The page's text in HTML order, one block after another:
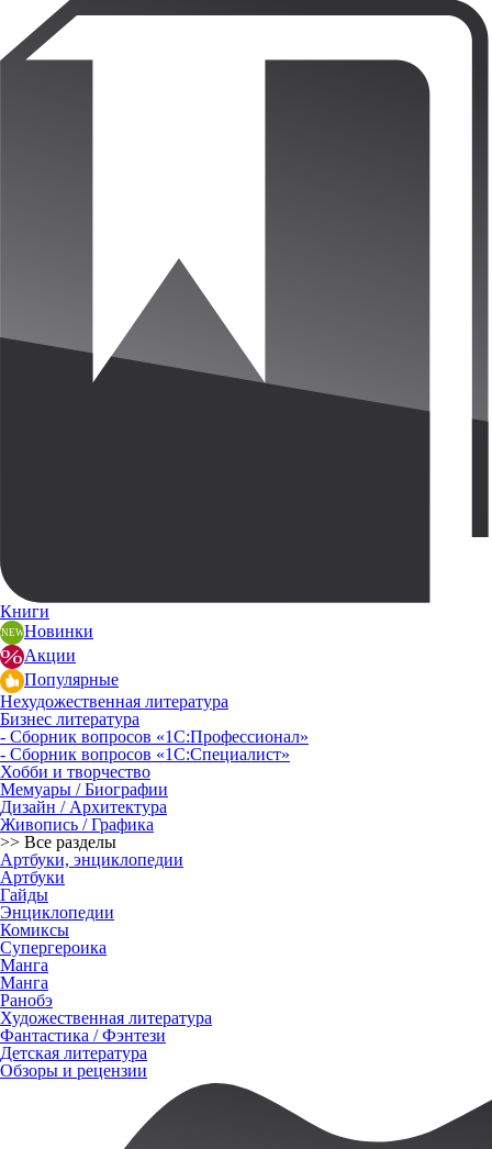
Книги
Новинки
Акции
Популярные
Нехудожественная литература
Бизнес литература
- Сборник вопросов «1С:Профессионал»
- Сборник вопросов «1С:Специалист»
Хобби и творчество
Мемуары / Биографии
Дизайн / Архитектура
Живопись / Графика
>> Все разделы
Артбуки, энциклопедии
Артбуки
Гайды
Энциклопедии
Комиксы
Супергероика
Манга
Манга
Ранобэ
Художественная литература
Фантастика / Фэнтези
Детская литература
Обзоры и рецензии